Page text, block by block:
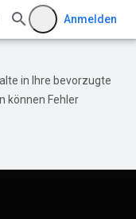
Anmelden
in Ihre bevorzugte
können Fehler